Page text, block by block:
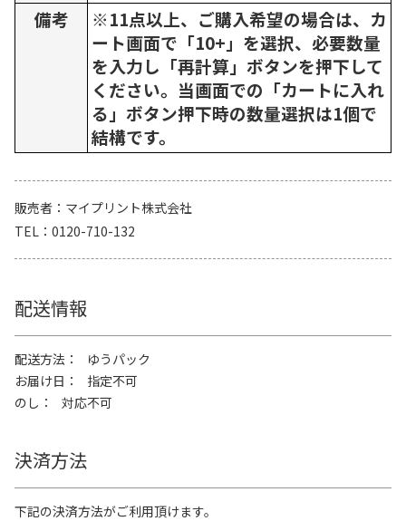
備考
※11点以上、ご購入希望の場合は、カ
ート画面で「10+」を選択、必要数量
を入力し「再計算」ボタンを押下して
ください。当画面での「カートに入れ
る」ボタン押下時の数量選択は1個で
結構です。
販売者
マイプリント株式会社
TEL
0120-710-132
配送情報
配送方法
ゆうパック
お届け日
指定不可
のし
対応不可
決済方法
下記の決済方法がご利用頂けます。